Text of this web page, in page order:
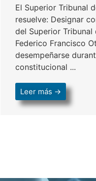
El Superior Tribunal
resuelve: Designar
del Superior Tribunal
Federico Francisco
desempeñarse
constitucional ...
Leer más →